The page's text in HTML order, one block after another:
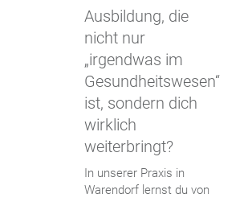
Ausbildung, die
nicht nur
„irgendwas im
Gesundheitswesen“
ist, sondern dich
wirklich
weiterbringt?
In unserer Praxis in
Warendorf lernst du von